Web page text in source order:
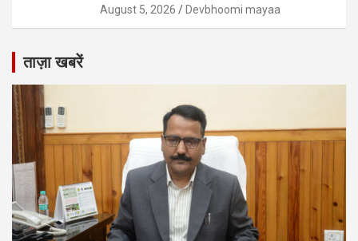
August 5, 2026 Devbhoomi mayaa
ताज़ा खबरें